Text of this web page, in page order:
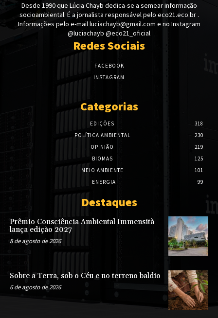
Desde 1990 que Lúcia Chayb dedica-se a semear informação
socioambiental. É a jornalista responsável pelo eco21.eco.br .
Informações pelo e-mail luciachayb@gmail.com e no Instagram
@luciachayb @eco21_oficial
Redes Sociais
FACEBOOK
INSTAGRAM
Categorias
EDIÇÕES
318
POLÍTICA AMBIENTAL
230
OPINIÃO
219
BIOMAS
125
MEIO AMBIENTE
101
ENERGIA
99
Destaques
Prêmio Consciência Ambiental Immensità
lança edição 2027
8 de agosto de 2026
Sobre a Terra, sob o Céu e no terreno baldio
6 de agosto de 2026